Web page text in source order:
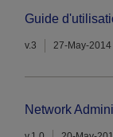
Guide
v.3 27-May-2014
Network